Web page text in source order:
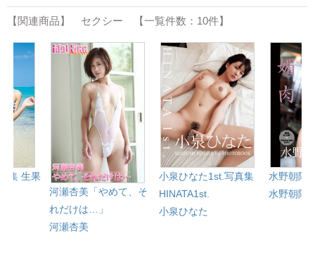
【関連商品】 セクシー 【一覧件数：10件】
集 生果
河瀬杏美「やめて、そ
れだけは…」
河瀬杏美
小泉ひなた1st.写真集
HINATA1st.
小泉ひなた
水野朝陽
水野朝陽